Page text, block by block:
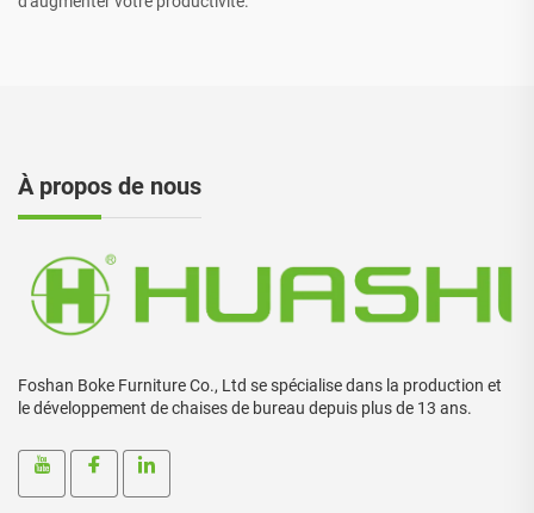
À propos de nous
Foshan Boke Furniture Co., Ltd se spécialise dans la production et
le développement de chaises de bureau depuis plus de 13 ans.